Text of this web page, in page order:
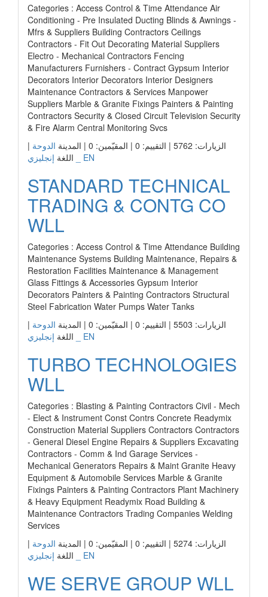
Categories : Access Control & Time Attendance Air
Conditioning - Pre Insulated Ducting Blinds & Awnings -
Mfrs & Suppliers Building Contractors Ceilings
Contractors - Fit Out Decorating Material Suppliers
Electro - Mechanical Contractors Fencing
Manufacturers Furnishers - Contract Gypsum Interior
Decorators Interior Decorators Interior Designers
Maintenance Contractors & Services Manpower
Suppliers Marble & Granite Fixings Painters & Painting
Contractors Security & Closed Circuit Television Security
& Fire Alarm Central Monitoring Svcs
الزيارات: 5762 | التقييم: 0 | المقيّمين: 0 | المدينة
الدوحة |
اللغة إنجليزي _ EN
STANDARD TECHNICAL
TRADING & CONTG CO
WLL
Categories : Access Control & Time Attendance Building
Maintenance Systems Building Maintenance, Repairs &
Restoration Facilities Maintenance & Management
Glass Fittings & Accessories Gypsum Interior
Decorators Painters & Painting Contractors Structural
Steel Fabrication Water Pumps Water Tanks
الزيارات: 5503 | التقييم: 0 | المقيّمين: 0 | المدينة
الدوحة |
اللغة إنجليزي _ EN
TURBO TECHNOLOGIES
WLL
Categories : Blasting & Painting Contractors Civil - Mech
- Elect & Instrument Const Contrs Concrete Readymix
Construction Material Suppliers Contractors Contractors
- General Diesel Engine Repairs & Suppliers Excavating
Contractors - Comm & Ind Garage Services -
Mechanical Generators Repairs & Maint Granite Heavy
Equipment & Automobile Services Marble & Granite
Fixings Painters & Painting Contractors Plant Machinery
& Heavy Equipment Readymix Road Building &
Maintenance Contractors Trading Companies Welding
Services
الزيارات: 5274 | التقييم: 0 | المقيّمين: 0 | المدينة
الدوحة |
اللغة إنجليزي _ EN
WE SERVE GROUP WLL